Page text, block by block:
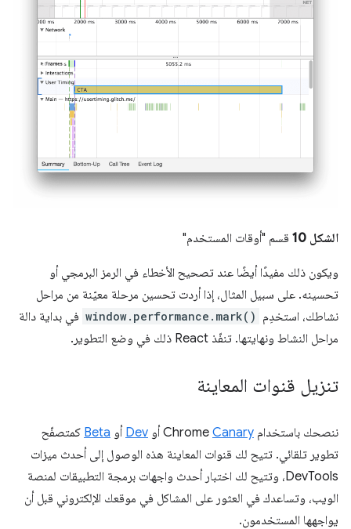
الشكل 10 قسم "أوقات المستخدم"
ويكون ذلك مفيدًا أيضًا عند تصحيح الأخطاء في الرمز البرمجي أو
تحسينه. على سبيل المثال، إذا أردت تحسين مرحلة معيّنة من مراحل
نشاطك، استخدِم window.performance.mark() في بداية دالة
مراحل النشاط ونهايتها. تنفّذ React ذلك في وضع التطوير.
تنزيل قنوات المعاينة
ننصحك باستخدام Chrome Canary أو Dev أو Beta كمتصفّح
تطوير تلقائي. تتيح لك قنوات المعاينة هذه الوصول إلى أحدث ميزات
DevTools، وتتيح لك اختبار أحدث واجهات برمجة التطبيقات لمنصة
الويب، وتساعدك في العثور على المشاكل في موقعك الإلكتروني قبل أن
يواجهها المستخدمون.